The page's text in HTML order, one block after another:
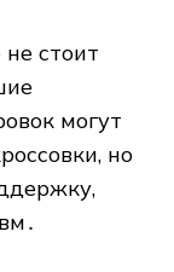
стоит
могут
но